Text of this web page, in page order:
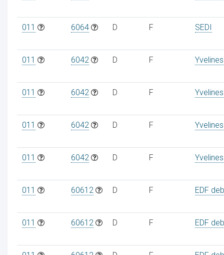
011 6064 D F SEDI
011 6042 D F
011 6042 D F
011 6042 D F
011 6042 D F
011 60612 D F EDF
011 60612 D F EDF